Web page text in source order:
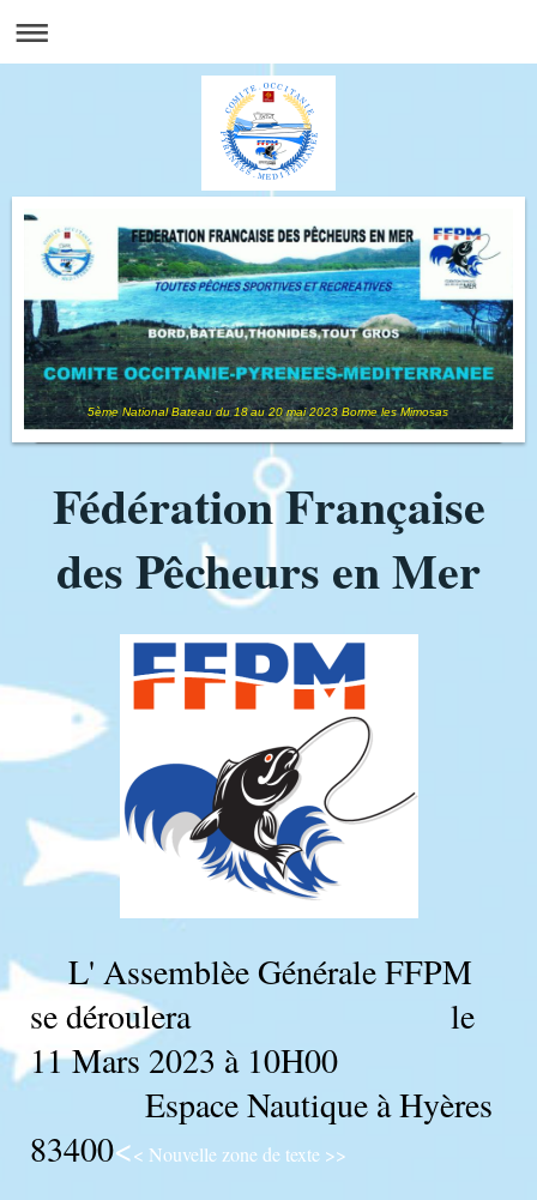
5ème National Bateau du 18 au 20 mai 2023 Borme les Mimosas
Fédération Française
des Pêcheurs en Mer
L' Assemblèe Générale FFPM
se déroulera le
11 Mars 2023 à 10H00
Espace Nautique à Hyères
83400<< Nouvelle zone de texte >>